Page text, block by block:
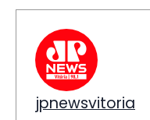
jpnewsvitoria